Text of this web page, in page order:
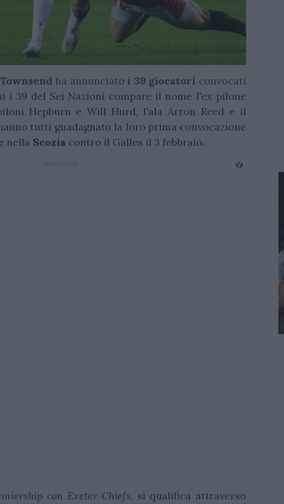
ha annunciato i 39 giocatori convocati
i 39 del Sei Nazioni compare il nome l'ex pilone
Hepburn e Will Hurd, l'ala Arron Reed e il
tutti guadagnato la loro prima convocazione
nella Scozia contro il Galles il 3 febbraio.
con Exeter Chiefs, si qualifica attraverso